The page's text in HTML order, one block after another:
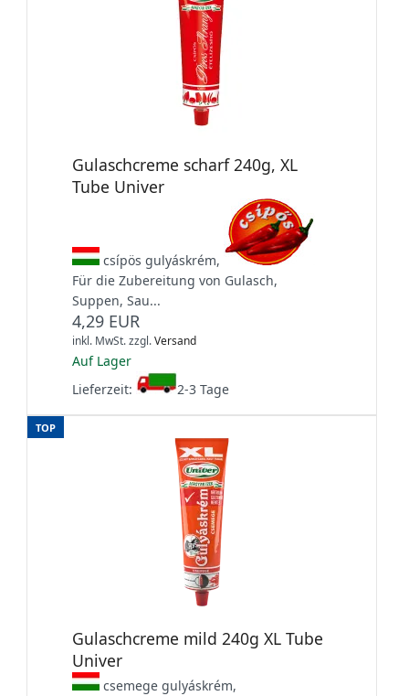
Gulaschcreme scharf 240g, XL
Tube Univer
csípös gulyáskrém,
Für die Zubereitung von Gulasch,
Suppen, Sau...
4,29 EUR
inkl. MwSt.zzgl.Versand
Auf Lager
Lieferzeit:
2-3 Tage
TOP
Gulaschcreme mild 240g XL Tube
Univer
csemege gulyáskrém,